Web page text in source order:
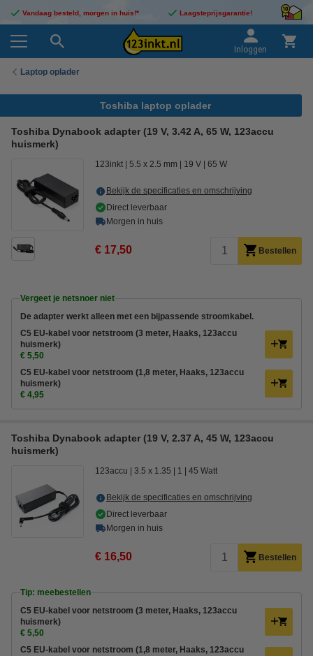
Vandaag besteld, morgen in huis!* Laagsteprijsgarantie!
Inloggen
Laptop oplader
Toshiba laptop oplader
Toshiba Dynabook adapter (19 V, 3.42 A, 65 W, 123accu
huismerk)
123inkt 5.5 x 2.5 mm 19 V 65 W
Bekijk de specificaties en omschrijving
Direct leverbaar
Morgen in huis
€ 17,50 Bestellen
Vergeet je netsnoer niet
De adapter werkt alleen met een bijpassende stroomkabel.
C5 EU-kabel voor netstroom (3 meter, Haaks, 123accu
huismerk)
€ 5,50
C5 EU-kabel voor netstroom (1,8 meter, Haaks, 123accu
huismerk)
€ 4,95
Toshiba Dynabook adapter (19 V, 2.37 A, 45 W, 123accu
huismerk)
123accu 3.5 x 1.35 1 45 Watt
Bekijk de specificaties en omschrijving
Direct leverbaar
Morgen in huis
€ 16,50 Bestellen
Tip: meebestellen
C5 EU-kabel voor netstroom (3 meter, Haaks, 123accu
huismerk)
€ 5,50
C5 EU-kabel voor netstroom (1,8 meter, Haaks, 123accu